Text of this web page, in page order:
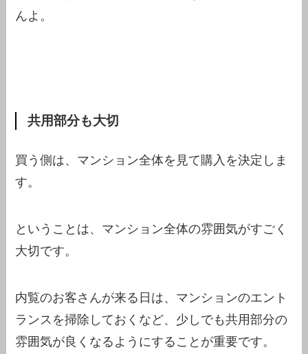
んよ。
共用部分も大切
買う側は、マンション全体を見て購入を決定しま
す。
ということは、マンション全体の雰囲気がすごく
大切です。
内覧のお客さんが来る日は、マンションのエント
ランスを掃除しておくなど、少しでも共用部分の
雰囲気が良くなるようにすることが重要です。